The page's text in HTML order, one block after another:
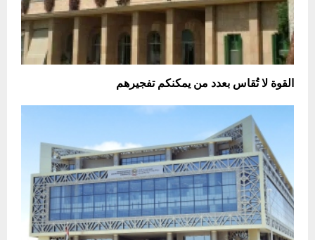
القوة لا تُقاس بعدد من يمكنكم تفجيرهم